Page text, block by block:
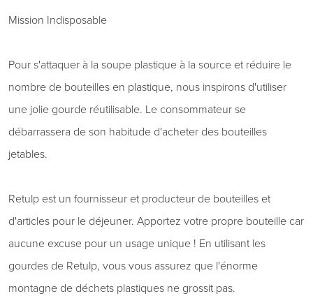
Mission Indisposable
Pour s'attaquer à la soupe plastique à la source et réduire le
nombre de bouteilles en plastique, nous inspirons d'utiliser
une jolie gourde réutilisable. Le consommateur se
débarrassera de son habitude d'acheter des bouteilles
jetables.
Retulp est un fournisseur et producteur de bouteilles et
d'articles pour le déjeuner. Apportez votre propre bouteille car
aucune excuse pour un usage unique ! En utilisant les
gourdes de Retulp, vous vous assurez que l'énorme
montagne de déchets plastiques ne grossit pas.